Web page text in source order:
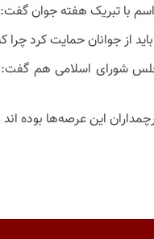
با تبریک هفته جوان
از جوانان حمایت کرد چرا
شورای اسلامی هم گفت:
این عرصه‌ها بوده